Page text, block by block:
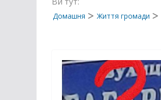
Домашня Життя громади